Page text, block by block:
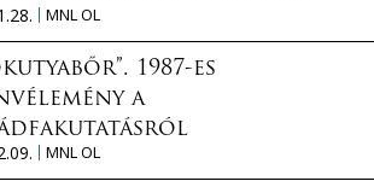
MNL OL
1987-es
a
MNL OL